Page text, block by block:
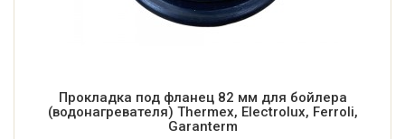
Прокладка под фланец 82 мм для бойлера
(водонагревателя) Thermex, Electrolux, Ferroli,
Garanterm